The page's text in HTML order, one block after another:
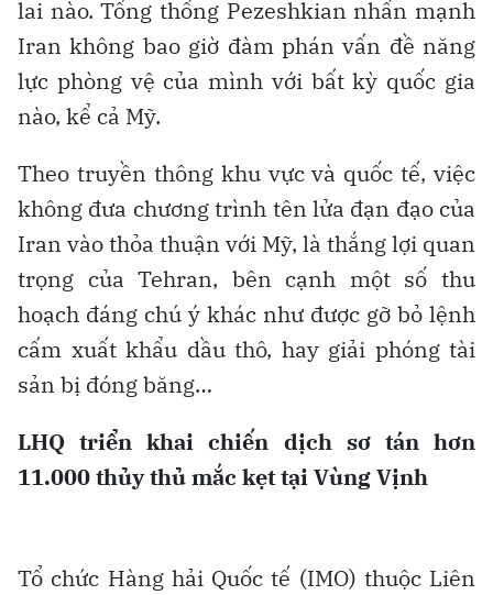
lai nào. Tổng thống Pezeshkian nhấn mạnh
Iran không bao giờ đàm phán vấn đề năng
lực phòng vệ của mình với bất kỳ quốc gia
nào, kể cả Mỹ.
Theo truyền thông khu vực và quốc tế, việc
không đưa chương trình tên lửa đạn đạo của
Iran vào thỏa thuận với Mỹ, là thắng lợi quan
trọng của Tehran, bên cạnh một số thu
hoạch đáng chú ý khác như được gỡ bỏ lệnh
cấm xuất khẩu dầu thô, hay giải phóng tài
sản bị đóng băng…
LHQ triển khai chiến dịch sơ tán hơn
11.000 thủy thủ mắc kẹt tại Vùng Vịnh
Tổ chức Hàng hải Quốc tế (IMO) thuộc Liên